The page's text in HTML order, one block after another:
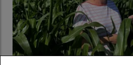
Lire aussi :HVE : le Conseil
et déboute la Fnab